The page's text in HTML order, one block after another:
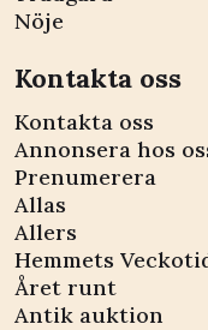
Nöje
Kontakta oss
Kontakta oss
Annonsera hos
Prenumerera
Allas
Allers
Hemmets
Året runt
Antik auktion